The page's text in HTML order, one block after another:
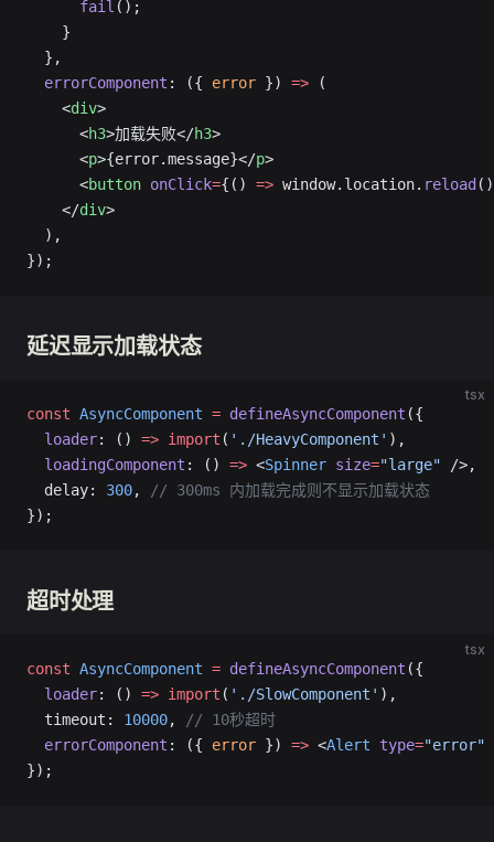
      fail
();
    }
  },
  errorComponent
: ({ error }) => (
    <
div>
      <
h3>加载失败</h3>
      <
p>{error.message}</p>
      <
button onClick={() => window.location. reload
    </
div>
  ),
});
延迟显示加载状态
tsx
const AsyncComponent = defineAsyncComponent ({
  loader
: () => import ( './HeavyComponent' ),
  loadingComponent
: () => <Spinner size="large" />,
  delay:
300,
// 300ms 内加载完成则不显示加载状态
});
超时处理
tsx
const AsyncComponent = defineAsyncComponent ({
  loader
: () => import ( './SlowComponent' ),
  timeout:
10000,
// 10秒超时
  errorComponent
: ({ error }) => <Alert type="error"
});